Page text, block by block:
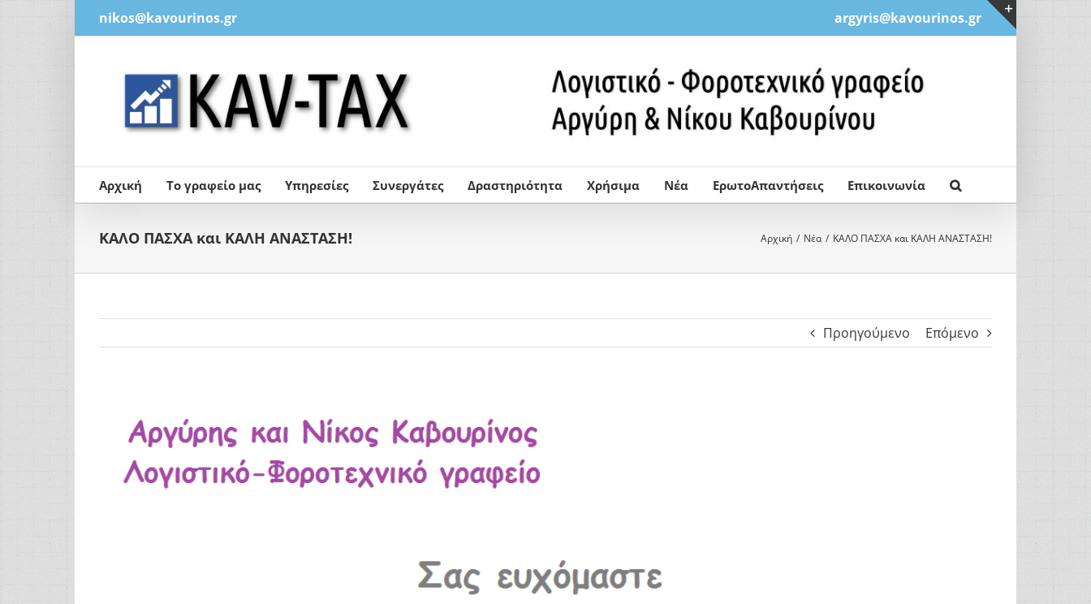
Μετάβαση
περιεχόμενο
nikos@kavourinos.gr argyris@kavourinos.gr
Αρχική Το γραφείο μας Υπηρεσίες Συνεργάτες Δραστηριότητα Χρήσιμα Νέα ΕρωτοΑπαντήσεις Επικοινωνία
ΚΑΛΟ ΠΑΣΧΑ και ΚΑΛΗ ΑΝΑΣΤΑΣΗ! Αρχική Νέα ΚΑΛΟ ΠΑΣΧΑ και ΚΑΛΗ ΑΝΑΣΤΑΣΗ!
Προηγούμενο Επόμενο
μεγαλύτερης
εικόνας
Toggle